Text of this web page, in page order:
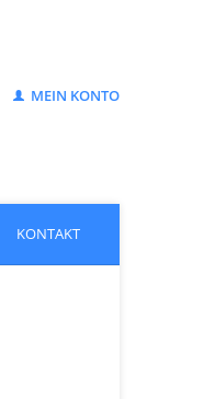
MEIN KONTO
KONTAKT